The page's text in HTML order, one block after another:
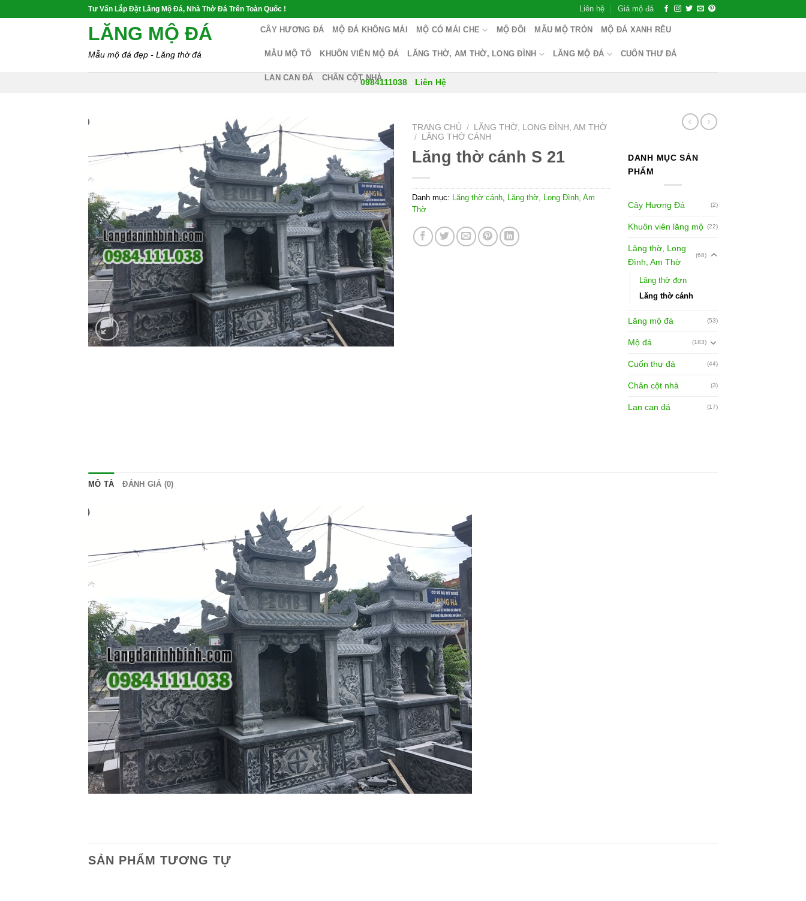
Tư Vấn Lắp Đặt Lăng Mộ Đá, Nhà Thờ Đá Trên Toàn Quốc ! Liên hệ Giá mộ đá
LĂNG MỘ ĐÁ
Mẫu mộ đá đẹp - Lăng thờ đá
CÂY HƯƠNG ĐÁ MỘ ĐÁ KHÔNG MÁI MỘ CÓ MÁI CHE MỘ ĐÔI MẪU MỘ TRÒN MỘ ĐÁ XANH RÊU
MẪU MỘ TỔ KHUÔN VIÊN MỘ ĐÁ LĂNG THỜ, AM THỜ, LONG ĐÌNH LĂNG MỘ ĐÁ CUỐN THƯ ĐÁ
LAN CAN ĐÁ CHÂN CỘT NHÀ
0984111038- Liên Hệ
TRANG CHỦ /
LĂNG THỜ, LONG ĐÌNH, AM THỜ
/
LĂNG THỜ CÁNH
Lăng thờ cánh S 21
Danh mục: Lăng thờ cánh
Lăng thờ, Long Đình, Am
Thờ
DANH MỤC SẢN
PHẨM
Cây Hương Đá (2)
Khuôn viên lăng mộ (22)
Lăng thờ, Long
Đình, Am Thờ
(68)
Lăng thờ đơn
Lăng thờ cánh
Lăng mộ đá (53)
Mộ đá (183)
Cuốn thư đá (44)
Chân cột nhà (3)
Lan can đá (17)
MÔ TẢ ĐÁNH GIÁ (0)
SẢN PHẨM TƯƠNG TỰ